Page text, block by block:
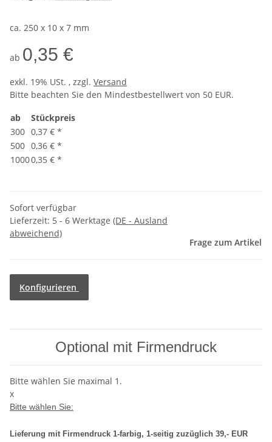
ca. 250 x 10 x 7 mm
ab 0,35 €
exkl. 19% USt. , zzgl. Versand
Bitte beachten Sie den Mindestbestellwert von 50 EUR.
ab
Stückpreis
300 0,37 € *
500 0,36 € *
10000,35 € *
Sofort verfügbar
Lieferzeit: 5 - 6 Werktage (DE - Ausland
abweichend)
Frage zum Artikel
Konfigurieren
Optional mit Firmendruck
Bitte wählen Sie maximal 1.
x
Bitte wählen Sie:
Lieferung mit Firmendruck 1-farbig, 1-seitig zuzüglich 39,- EUR